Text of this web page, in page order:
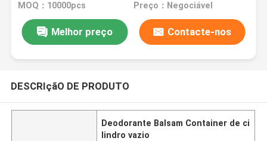
MOQ：10000pcs Preço：Negociável
Melhor preço Contacte-nos
DESCRIçãO DE PRODUTO
Deodorante Balsam Container de ci
lindro vazio